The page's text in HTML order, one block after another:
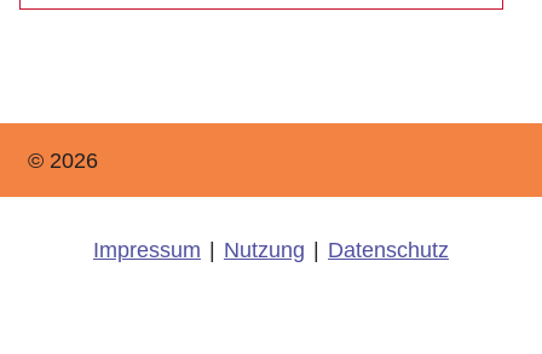
© 2026
Impressum Nutzung Datenschutz